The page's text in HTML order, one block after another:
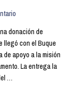
donación de
llegó con el Buque
de apoyo a la misión
La entrega la
…